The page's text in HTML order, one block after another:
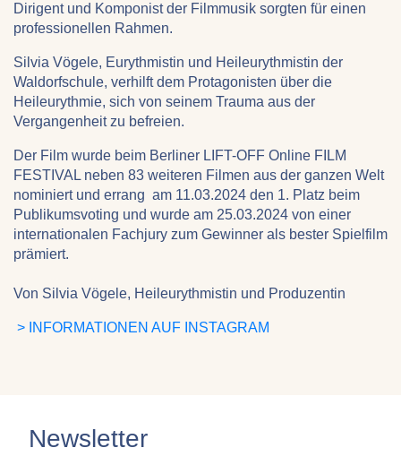
Dirigent und Komponist der Filmmusik sorgten für einen
professionellen Rahmen.
Silvia Vögele, Eurythmistin und Heileurythmistin der
Waldorfschule, verhilft dem Protagonisten über die
Heileurythmie, sich von seinem Trauma aus der
Vergangenheit zu befreien.
Der Film wurde beim Berliner LIFT-OFF Online FILM
FESTIVAL neben 83 weiteren Filmen aus der ganzen Welt
nominiert und errang am 11.03.2024 den 1. Platz beim
Publikumsvoting und wurde am 25.03.2024 von einer
internationalen Fachjury zum Gewinner als bester Spielfilm
prämiert.
Von Silvia Vögele, Heileurythmistin und Produzentin
> INFORMATIONEN AUF INSTAGRAM
Newsletter